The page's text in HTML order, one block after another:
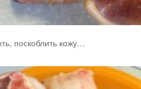
поскоблить кожу…